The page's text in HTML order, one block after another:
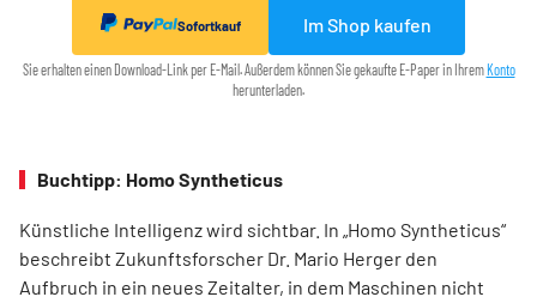
Sofortkauf Im Shop kaufen
Sie erhalten einen Download-Link per E-Mail. Außerdem können Sie gekaufte E-Paper in Ihrem Konto
herunterladen.
Buchtipp: Homo Syntheticus
Künstliche Intelligenz wird sichtbar. In „Homo Syntheticus“
beschreibt Zukunftsforscher Dr. Mario Herger den
Aufbruch in ein neues Zeitalter, in dem Maschinen nicht